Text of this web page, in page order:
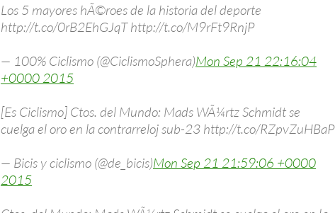
Los 5 mayores hÃ©roes de la historia del deporte
http://t.co/0rB2EhGJqT http://t.co/M9rFt9RnjP
— 100% Ciclismo (@CiclismoSphera)Mon Sep 21 22:16:04
+0000 2015
[Es Ciclismo] Ctos. del Mundo: Mads WÃ¼rtz Schmidt se
cuelga el oro en la contrarreloj sub-23 http://t.co/RZpvZuHBaP
— Bicis y ciclismo (@de_bicis)Mon Sep 21 21:59:06 +0000
2015